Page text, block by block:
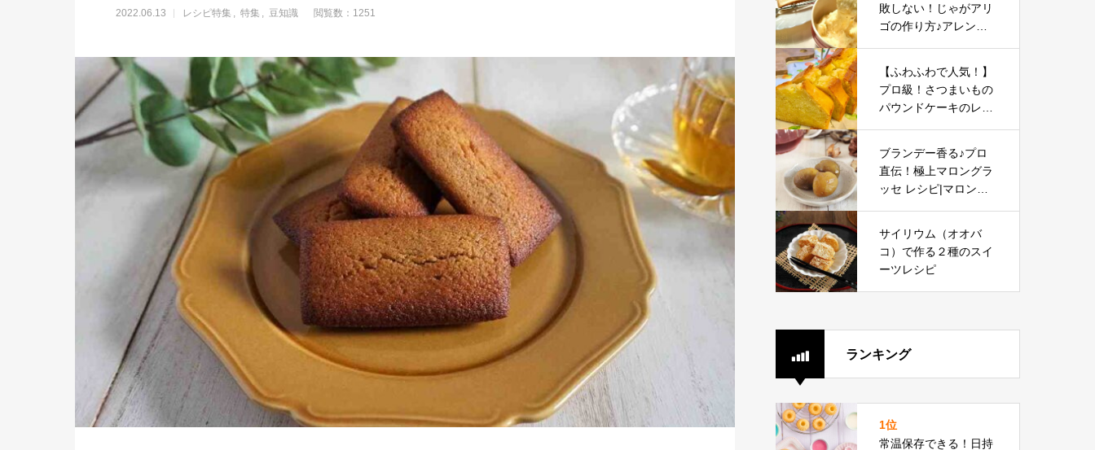
2022.06.13 レシピ特集 特集 豆知識 閲覧数：1251
敗しない！じゃがアリ
ゴの作り方♪アレンジ
【ふわふわで人気！】
プロ級！さつまいもの
パウンドケーキのレシ
さつまいも お菓子 プ
ロ
ブランデー香る♪プロ
直伝！極上マロングラ
ッセ レシピ|マロング
デー
サイリウム（オオバ
コ）で作る２種のスイ
ーツレシピ
ランキング
1位
常温保存できる！日持